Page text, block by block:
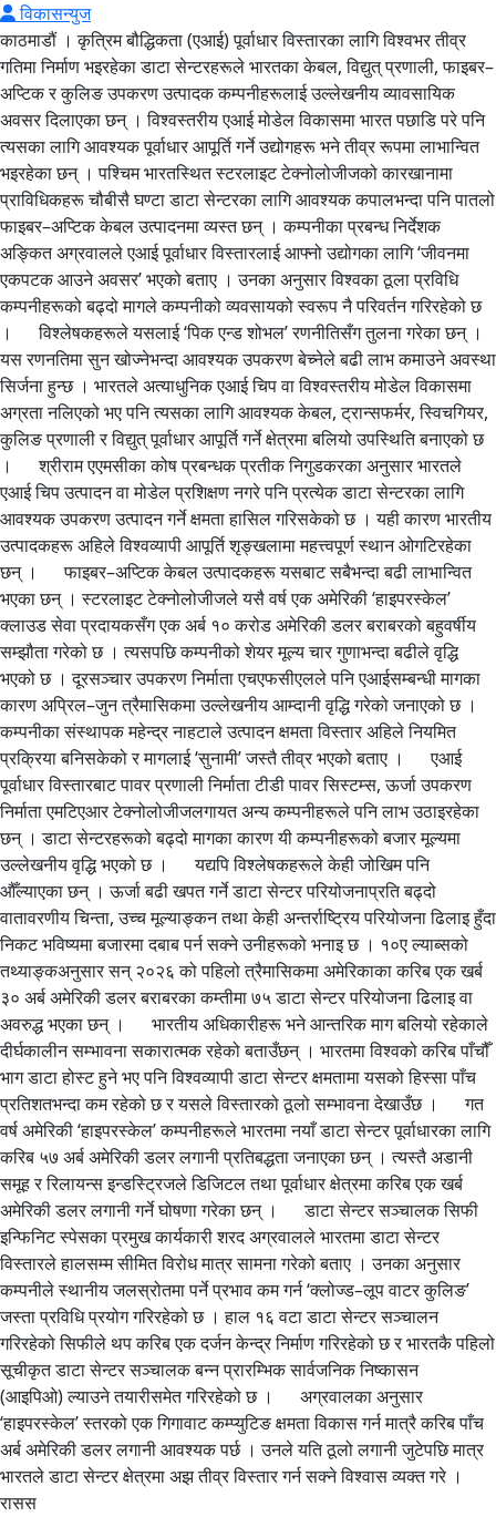
विकासन्युज
काठमाडौं । कृत्रिम बौद्धिकता (एआई) पूर्वाधार विस्तारका लागि विश्वभर तीव्र
गतिमा निर्माण भइरहेका डाटा सेन्टरहरूले भारतका केबल, विद्युत् प्रणाली, फाइबर–
अप्टिक र कुलिङ उपकरण उत्पादक कम्पनीहरूलाई उल्लेखनीय व्यावसायिक
अवसर दिलाएका छन् । विश्वस्तरीय एआई मोडेल विकासमा भारत पछाडि परे पनि
त्यसका लागि आवश्यक पूर्वाधार आपूर्ति गर्ने उद्योगहरू भने तीव्र रूपमा लाभान्वित
भइरहेका छन् । पश्चिम भारतस्थित स्टरलाइट टेक्नोलोजीजको कारखानामा
प्राविधिकहरू चौबीसै घण्टा डाटा सेन्टरका लागि आवश्यक कपालभन्दा पनि पातलो
फाइबर–अप्टिक केबल उत्पादनमा व्यस्त छन् । कम्पनीका प्रबन्ध निर्देशक
अङ्कित अग्रवालले एआई पूर्वाधार विस्तारलाई आफ्नो उद्योगका लागि ‘जीवनमा
एकपटक आउने अवसर’ भएको बताए । उनका अनुसार विश्वका ठूला प्रविधि
कम्पनीहरूको बढ्दो मागले कम्पनीको व्यवसायको स्वरूप नै परिवर्तन गरिरहेको छ
। विश्लेषकहरूले यसलाई ‘पिक एन्ड शोभल’ रणनीतिसँग तुलना गरेका छन् ।
यस रणनतिमा सुन खोज्नेभन्दा आवश्यक उपकरण बेच्नेले बढी लाभ कमाउने अवस्था
सिर्जना हुन्छ । भारतले अत्याधुनिक एआई चिप वा विश्वस्तरीय मोडेल विकासमा
अग्रता नलिएको भए पनि त्यसका लागि आवश्यक केबल, ट्रान्सफर्मर, स्विचगियर,
कुलिङ प्रणाली र विद्युत् पूर्वाधार आपूर्ति गर्ने क्षेत्रमा बलियो उपस्थिति बनाएको छ
। श्रीराम एएमसीका कोष प्रबन्धक प्रतीक निगुडकरका अनुसार भारतले
एआई चिप उत्पादन वा मोडेल प्रशिक्षण नगरे पनि प्रत्येक डाटा सेन्टरका लागि
आवश्यक उपकरण उत्पादन गर्ने क्षमता हासिल गरिसकेको छ । यही कारण भारतीय
उत्पादकहरू अहिले विश्वव्यापी आपूर्ति शृङ्खलामा महत्त्वपूर्ण स्थान ओगटिरहेका
छन् । फाइबर–अप्टिक केबल उत्पादकहरू यसबाट सबैभन्दा बढी लाभान्वित
भएका छन् । स्टरलाइट टेक्नोलोजीजले यसै वर्ष एक अमेरिकी ‘हाइपरस्केल’
क्लाउड सेवा प्रदायकसँग एक अर्ब १० करोड अमेरिकी डलर बराबरको बहुवर्षीय
सम्झौता गरेको छ । त्यसपछि कम्पनीको शेयर मूल्य चार गुणाभन्दा बढीले वृद्धि
भएको छ । दूरसञ्चार उपकरण निर्माता एचएफसीएलले पनि एआईसम्बन्धी मागका
कारण अप्रिल–जुन त्रैमासिकमा उल्लेखनीय आम्दानी वृद्धि गरेको जनाएको छ ।
कम्पनीका संस्थापक महेन्द्र नाहटाले उत्पादन क्षमता विस्तार अहिले नियमित
प्रक्रिया बनिसकेको र मागलाई ‘सुनामी’ जस्तै तीव्र भएको बताए । एआई
पूर्वाधार विस्तारबाट पावर प्रणाली निर्माता टीडी पावर सिस्टम्स, ऊर्जा उपकरण
निर्माता एमटिएआर टेक्नोलोजीजलगायत अन्य कम्पनीहरूले पनि लाभ उठाइरहेका
छन् । डाटा सेन्टरहरूको बढ्दो मागका कारण यी कम्पनीहरूको बजार मूल्यमा
उल्लेखनीय वृद्धि भएको छ । यद्यपि विश्लेषकहरूले केही जोखिम पनि
औँल्याएका छन् । ऊर्जा बढी खपत गर्ने डाटा सेन्टर परियोजनाप्रति बढ्दो
वातावरणीय चिन्ता, उच्च मूल्याङ्कन तथा केही अन्तर्राष्ट्रिय परियोजना ढिलाइ हुँदा
निकट भविष्यमा बजारमा दबाब पर्न सक्ने उनीहरूको भनाइ छ । १०ए ल्याब्सको
तथ्याङ्कअनुसार सन् २०२६ को पहिलो त्रैमासिकमा अमेरिकाका करिब एक खर्ब
३० अर्ब अमेरिकी डलर बराबरका कम्तीमा ७५ डाटा सेन्टर परियोजना ढिलाइ वा
अवरुद्ध भएका छन् । भारतीय अधिकारीहरू भने आन्तरिक माग बलियो रहेकाले
दीर्घकालीन सम्भावना सकारात्मक रहेको बताउँछन् । भारतमा विश्वको करिब पाँचौँ
भाग डाटा होस्ट हुने भए पनि विश्वव्यापी डाटा सेन्टर क्षमतामा यसको हिस्सा पाँच
प्रतिशतभन्दा कम रहेको छ र यसले विस्तारको ठूलो सम्भावना देखाउँछ । गत
वर्ष अमेरिकी ‘हाइपरस्केल’ कम्पनीहरूले भारतमा नयाँ डाटा सेन्टर पूर्वाधारका लागि
करिब ५७ अर्ब अमेरिकी डलर लगानी प्रतिबद्धता जनाएका छन् । त्यस्तै अडानी
समूह र रिलायन्स इन्डस्ट्रिजले डिजिटल तथा पूर्वाधार क्षेत्रमा करिब एक खर्ब
अमेरिकी डलर लगानी गर्ने घोषणा गरेका छन् । डाटा सेन्टर सञ्चालक सिफी
इन्फिनिट स्पेसका प्रमुख कार्यकारी शरद अग्रवालले भारतमा डाटा सेन्टर
विस्तारले हालसम्म सीमित विरोध मात्र सामना गरेको बताए । उनका अनुसार
कम्पनीले स्थानीय जलस्रोतमा पर्ने प्रभाव कम गर्न ‘क्लोज्ड–लूप वाटर कुलिङ’
जस्ता प्रविधि प्रयोग गरिरहेको छ । हाल १६ वटा डाटा सेन्टर सञ्चालन
गरिरहेको सिफीले थप करिब एक दर्जन केन्द्र निर्माण गरिरहेको छ र भारतकै पहिलो
सूचीकृत डाटा सेन्टर सञ्चालक बन्न प्रारम्भिक सार्वजनिक निष्कासन
(आइपिओ) ल्याउने तयारीसमेत गरिरहेको छ । अग्रवालका अनुसार
‘हाइपरस्केल’ स्तरको एक गिगावाट कम्प्युटिङ क्षमता विकास गर्न मात्रै करिब पाँच
अर्ब अमेरिकी डलर लगानी आवश्यक पर्छ । उनले यति ठूलो लगानी जुटेपछि मात्र
भारतले डाटा सेन्टर क्षेत्रमा अझ तीव्र विस्तार गर्न सक्ने विश्वास व्यक्त गरे ।
रासस